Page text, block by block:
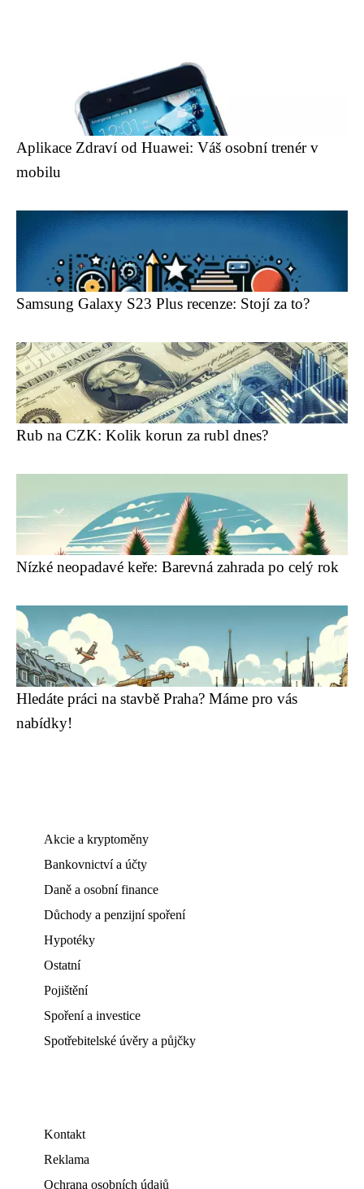
Aplikace Zdraví od Huawei: Váš osobní trenér v
mobilu
Samsung Galaxy S23 Plus recenze: Stojí za to?
Rub na CZK: Kolik korun za rubl dnes?
Nízké neopadavé keře: Barevná zahrada po celý rok
Hledáte práci na stavbě Praha? Máme pro vás
nabídky!
Akcie a kryptoměny
Bankovnictví a účty
Daně a osobní finance
Důchody a penzijní spoření
Hypotéky
Ostatní
Pojištění
Spoření a investice
Spotřebitelské úvěry a půjčky
Kontakt
Reklama
Ochrana osobních údajů